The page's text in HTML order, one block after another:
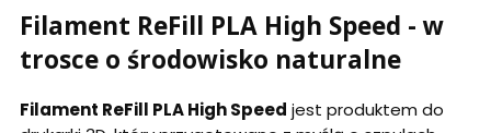
Filament ReFill PLA High Speed - w
trosce o środowisko naturalne
Filament ReFill PLA High Speed jest produktem do